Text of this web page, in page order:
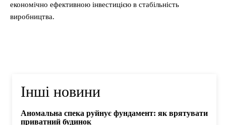
економічно ефективною інвестицією в стабільність
виробництва.
Інші новини
Аномальна спека руйнує фундамент: як врятувати
приватний будинок